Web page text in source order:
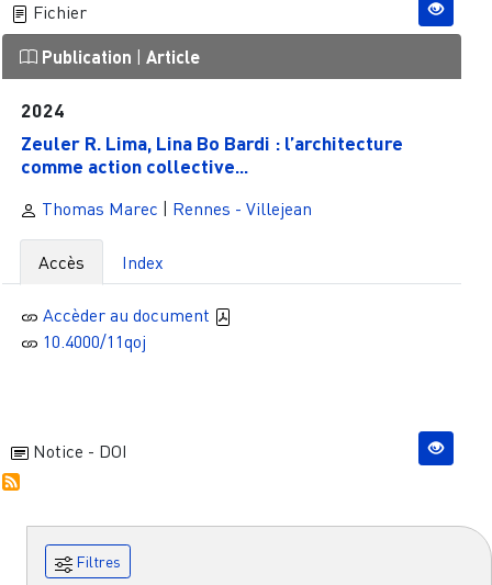
Fichier
Publication Article
2024
Zeuler R. Lima, Lina Bo Bardi : l’architecture
comme action collective...
Thomas Marec Rennes - Villejean
Accès Index
Accèder au document
10.4000/11qoj
Notice - DOI
Filtres